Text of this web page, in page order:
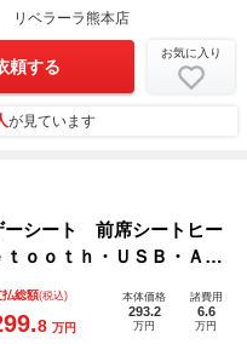
リベラーラ熊本店
頼する
お気に入り
が見ています
シート 前席シートヒー
ｏｏｔｈ・ＵＳＢ・Ａｐ
ｄＡｕｔｏ 全方位カメ
８インチＡＷ
払総額(税込)
8 万円
本体価格
293.2
万円
諸費用
6.6
万円